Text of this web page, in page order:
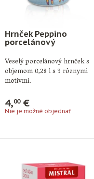
Hrnček Peppino
porcelánový
Veselý porcelánový hrnček s
objemom 0,28 l s 3 rôznymi
motívmi.
4,00€
Nie je možné objednať